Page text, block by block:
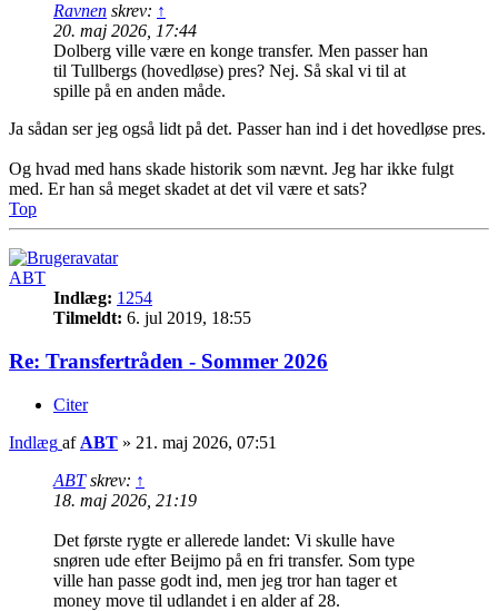
Ravnen skrev: ↑
20. maj 2026, 17:44
Dolberg ville være en konge transfer. Men passer han
til Tullbergs (hovedløse) pres? Nej. Så skal vi til at
spille på en anden måde.
Ja sådan ser jeg også lidt på det. Passer han ind i det hovedløse pres.
Og hvad med hans skade historik som nævnt. Jeg har ikke fulgt
med. Er han så meget skadet at det vil være et sats?
Top
ABT
Indlæg: 1254
Tilmeldt: 6. jul 2019, 18:55
Re: Transfertråden - Sommer 2026
Citer
Indlæg af ABT » 21. maj 2026, 07:51
ABTskrev: ↑
18. maj 2026, 21:19
Det første rygte er allerede landet: Vi skulle have
snøren ude efter Beijmo på en fri transfer. Som type
ville han passe godt ind, men jeg tror han tager et
money move til udlandet i en alder af 28.